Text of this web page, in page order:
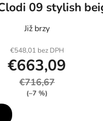
09 stylish
Již brzy
€548,01 bez DPH
€663,09
€716,67
(–7 %)